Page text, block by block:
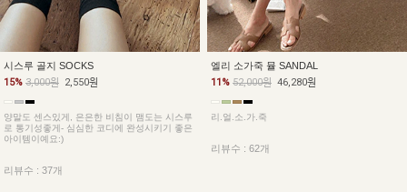
시스루 골지 SOCKS
15% 3,000원 2,550원
양말도 센스있게, 은은한 비침이 맴도는 시스루
로 통기성좋게- 심심한 코디에 완성시키기 좋은
아이템이예요:)
리뷰수 : 37개
엘리 소가죽 뮬 SANDAL
11% 52,000원 46,280원
리.얼.소.가.죽
리뷰수 : 62개